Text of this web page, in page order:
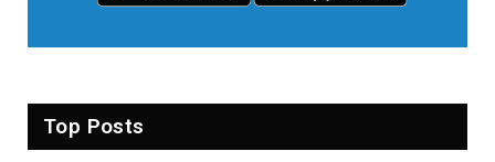
Top Posts